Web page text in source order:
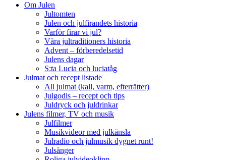
Om Julen
Jultomten
Julen och julfirandets historia
Varför firar vi jul?
Våra jultraditioners historia
Advent – förberedelsetid
Julens dagar
S:ta Lucia och luciatåg
Julmat och recept listade
All julmat (kall, varm, efterrätter)
Julgodis – recept och tips
Juldryck och juldrinkar
Julens filmer, TV och musik
Julfilmer
Musikvideor med julkänsla
Julradio och julmusik dygnet runt!
Julsånger